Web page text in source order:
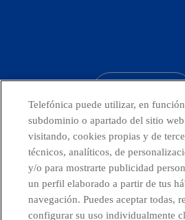
Telefónica en redes sociales
Canal de Denuncias
Telefónica puede utilizar, en
subdominio o apartado del sitio web
visitando, cookies propias y de
técnicos, analíticos, de
y/o para mostrarte publicidad
un perfil elaborado a partir de tus
navegación. Puedes aceptar todas,
configurar su uso individualmente